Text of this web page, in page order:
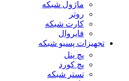
ماژول شبکه
روتر
کارت شبکه
فایروال
تجهیزات پسیو شبکه
پچ پنل
پچ کورد
تستر شبکه